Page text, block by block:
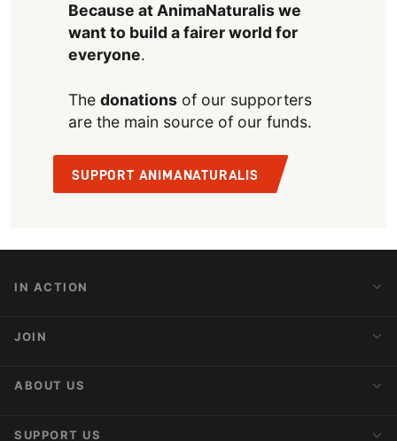
Because at AnimaNaturalis we
want to build a fairer world for
everyone.
The donationsof our supporters
are the main source of our funds.
SUPPORT ANIMANATURALIS
IN ACTION
JOIN
Activist Network
ABOUT US
About AnimaNaturalis
SUPPORT US